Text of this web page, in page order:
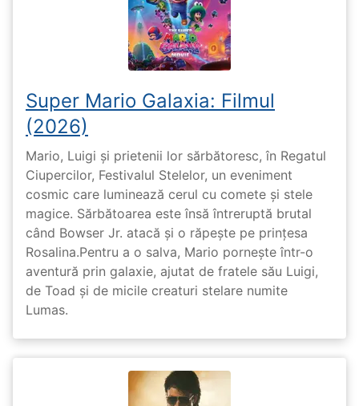
Super Mario Galaxia: Filmul
(2026)
Mario, Luigi și prietenii lor sărbătoresc, în Regatul
Ciupercilor, Festivalul Stelelor, un eveniment
cosmic care luminează cerul cu comete și stele
magice. Sărbătoarea este însă întreruptă brutal
când Bowser Jr. atacă și o răpește pe prinţesa
Rosalina.Pentru a o salva, Mario pornește într-o
aventură prin galaxie, ajutat de fratele său Luigi,
de Toad și de micile creaturi stelare numite
Lumas.